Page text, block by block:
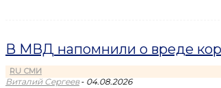
В МВД напомнили о вреде
RU СМИ
Виталий Сергеев - 04.08.2026